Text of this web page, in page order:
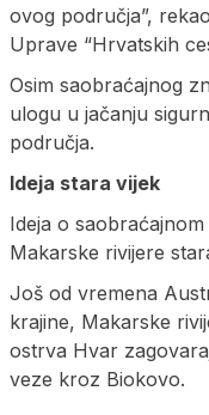
ovog područja”,
Uprave “Hrvatskih
Osim saobraćajnog
ulogu u jačanju
područja.
Ideja stara vijek
Ideja o
Makarske rivijere
Još od vremena
krajine, Makarske
ostrva Hvar
veze kroz Biokovo.